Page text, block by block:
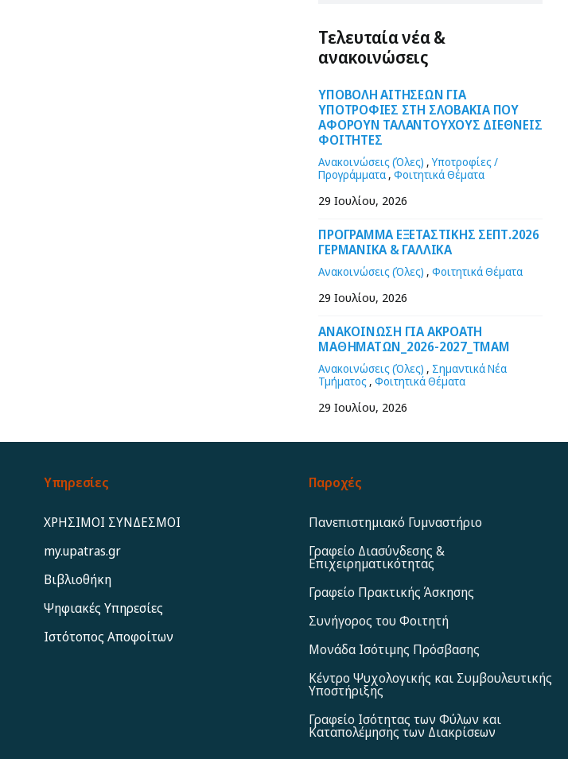
Τελευταία νέα &
ανακοινώσεις
ΥΠΟΒΟΛΗ ΑΙΤΗΣΕΩΝ ΓΙΑ
ΥΠΟΤΡΟΦΙΕΣ ΣΤΗ ΣΛΟΒΑΚΙΑ ΠΟΥ
ΑΦΟΡΟΥΝ ΤΑΛΑΝΤΟΥΧΟΥΣ ΔΙΕΘΝΕΙΣ
ΦΟΙΤΗΤΕΣ
Ανακοινώσεις (Όλες) ,Υποτροφίες /
Προγράμματα ,Φοιτητικά Θέματα
29 Ιουλίου, 2026
ΠΡΟΓΡΑΜΜΑ ΕΞΕΤΑΣΤΙΚΗΣ ΣΕΠΤ.2026
ΓΕΡΜΑΝΙΚΑ & ΓΑΛΛΙΚΑ
Ανακοινώσεις (Όλες) ,Φοιτητικά Θέματα
29 Ιουλίου, 2026
ΑΝΑΚΟΙΝΩΣΗ ΓΙΑ ΑΚΡΟΑΤΗ
ΜΑΘΗΜΑΤΩΝ_2026-2027_ΤΜΑΜ
Ανακοινώσεις (Όλες) , Σημαντικά Νέα
Τμήματος ,Φοιτητικά Θέματα
29 Ιουλίου, 2026
Υπηρεσίες
ΧΡΗΣΙΜΟΙ ΣΥΝΔΕΣΜΟΙ
my.upatras.gr
Βιβλιοθήκη
Ψηφιακές Υπηρεσίες
Ιστότοπος Αποφoίτων
Παροχές
Πανεπιστημιακό Γυμναστήριο
Γραφείο Διασύνδεσης &
Επιχειρηματικότητας
Γραφείο Πρακτικής Άσκησης
Συνήγορος του Φοιτητή
Μονάδα Ισότιμης Πρόσβασης
Κέντρο Ψυχολογικής και Συμβουλευτικής
Υποστήριξης
Γραφείο Ισότητας των Φύλων και
Καταπολέμησης των Διακρίσεων